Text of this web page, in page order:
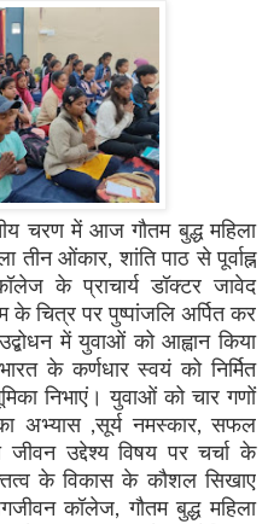
चरण में आज गौतम बुद्ध महिला
तीन ओंकार, शांति पाठ से पूर्वाह्न
के प्राचार्य डॉक्टर जावेद
चित्र पर पुष्पांजलि अर्पित कर
में युवाओं को आह्वान किया
के कर्णधार स्वयं को निर्मित
निभाएं। युवाओं को चार गणों
अभ्यास ,सूर्य नमस्कार, सफल
उद्देश्य विषय पर चर्चा के
के विकास के कौशल सिखाए
कॉलेज, गौतम बुद्ध महिला